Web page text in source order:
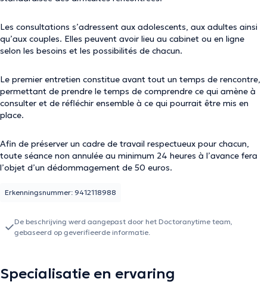
Les consultations s’adressent aux adolescents, aux adultes ainsi
qu’aux couples. Elles peuvent avoir lieu au cabinet ou en ligne
selon les besoins et les possibilités de chacun.
Le premier entretien constitue avant tout un temps de rencontre,
permettant de prendre le temps de comprendre ce qui amène à
consulter et de réfléchir ensemble à ce qui pourrait être mis en
place.
Afin de préserver un cadre de travail respectueux pour chacun,
toute séance non annulée au minimum 24 heures à l’avance fera
l’objet d’un dédommagement de 50 euros.
Erkenningsnummer: 9412118988
De beschrijving werd aangepast door het Doctoranytime team,
gebaseerd op geverifieerde informatie.
Specialisatie en ervaring